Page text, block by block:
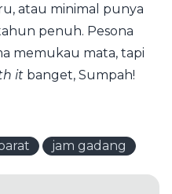
atau minimal punya
penuh. Pesona
memukau mata, tapi
it banget, Sumpah!
jam gadang